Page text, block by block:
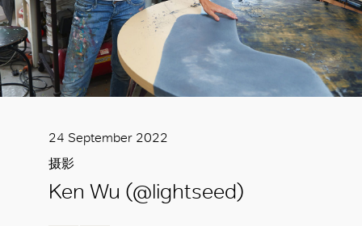
24 September 2022
摄影
Ken Wu (@lightseed)